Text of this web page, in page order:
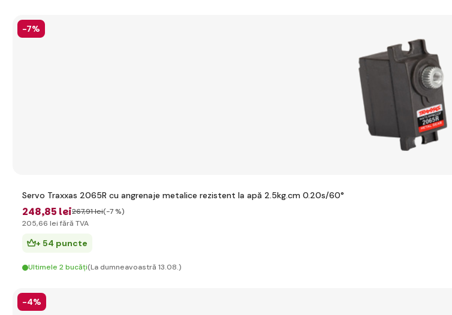
-7%
Servo Traxxas 2065R cu angrenaje metalice rezistent la apă 2.5kg.cm 0.20s/60°
248,85 lei267,91 lei(-7 %)
205,66 lei fără TVA
+ 54 puncte
Ultimele 2 bucăți(La dumneavoastră 13.08.)
-4%